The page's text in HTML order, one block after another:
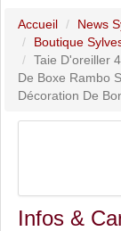
Accueil
News
Boutique
Taie D'oreiller
De Boxe Rambo
Décoration De
Infos &